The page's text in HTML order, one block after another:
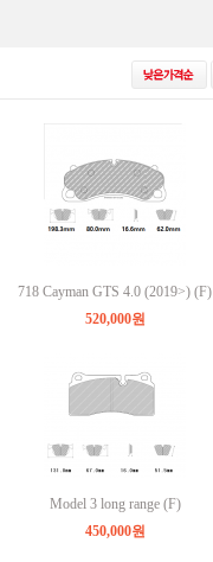
718 Cayman GTS 4.0 (2019>) (F)
520,000원
Model 3 long range (F)
450,000원